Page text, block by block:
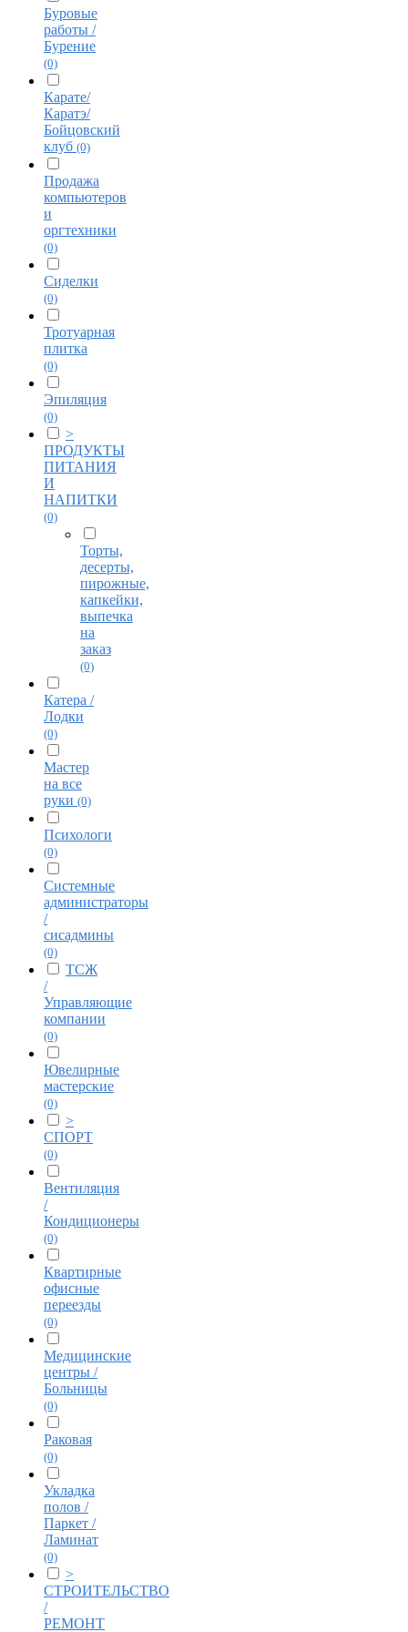
Буровые
работы /
Бурение
(0)
Карате/
Каратэ/
Бойцовский
клуб (0)
Продажа
компьютеров
и
оргтехники
(0)
Сиделки
(0)
Тротуарная
плитка
(0)
Эпиляция
(0)
>
ПРОДУКТЫ
ПИТАНИЯ
И
НАПИТКИ
(0)
Торты,
десерты,
пирожные,
капкейки,
выпечка
на
заказ
(0)
Катера /
Лодки
(0)
Мастер
на все
руки (0)
Психологи
(0)
Системные
администраторы
/
сисадмины
(0)
ТСЖ
/
Управляющие
компании
(0)
Ювелирные
мастерские
(0)
>
СПОРТ
(0)
Вентиляция
/
Кондиционеры
(0)
Квартирные
офисные
переезды
(0)
Медицинские
центры /
Больницы
(0)
Раковая
(0)
Укладка
полов /
Паркет /
Ламинат
(0)
>
СТРОИТЕЛЬСТВО
/
РЕМОНТ